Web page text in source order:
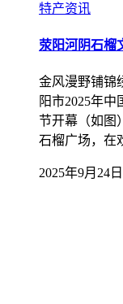
特产资讯
荥阳河阴石榴
金风漫野铺锦
阳市2025年
节开幕（如图
石榴广场，在
2025年9月24日